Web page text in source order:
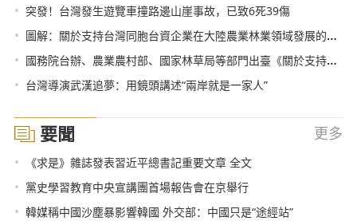
• 突發！台灣發生遊覽車撞路邊山崖事故，已致6死39傷
• 圖解：關於支持台灣同胞台資企業在大陸農業林業領域發展的若干措施
• 國務院台辦、農業農村部、國家林草局等部門出臺《關於支持台灣同胞台資企業在大陸農業林業領域發展的若干措施》
• 台灣導演武漢追夢：用鏡頭講述“兩岸就是一家人”
要聞 更多
• 《求是》雜誌發表習近平總書記重要文章 全文
• 黨史學習教育中央宣講團首場報告會在京舉行
• 韓媒稱中國沙塵暴影響韓國 外交部：中國只是“途經站”